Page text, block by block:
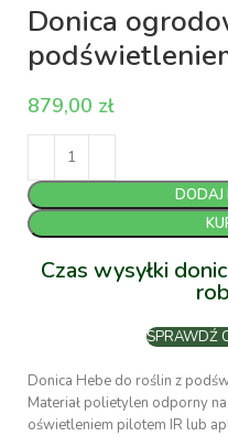
Donica
zł
DODAJ
Czas wysyłki
SPRAWDŹ
Donica Hebe do roślin z
Materiał polietylen odporny
oświetleniem pilotem IR lub